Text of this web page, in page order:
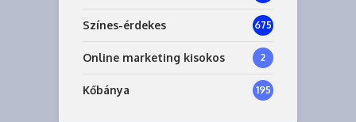
Színes-érdekes 675
Online marketing kisokos 2
Kőbánya 195